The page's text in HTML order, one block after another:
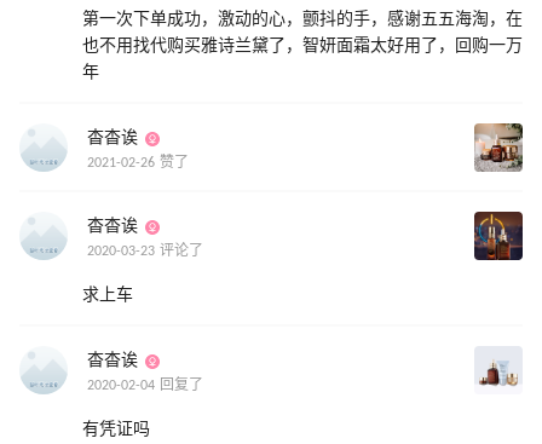
第一次下单成功，激动的心，颤抖的手，感谢五五海淘，在
也不用找代购买雅诗兰黛了，智妍面霜太好用了，回购一万
年
杳杳诶
2021-02-26 赞了
杳杳诶
2020-03-23 评论了
求上车
杳杳诶
2020-02-04 回复了
有凭证吗